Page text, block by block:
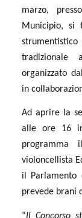
marzo,
Municipio, si
tradizionale
organizzato
in
Ad aprire la
alle ore 16
violoncellista
il Parlamento
prevede brani
“Il Concorso